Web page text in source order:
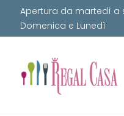
Apertura da martedì a
Domenica e Lunedì